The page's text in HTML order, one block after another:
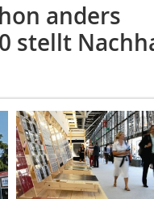
anders
stellt